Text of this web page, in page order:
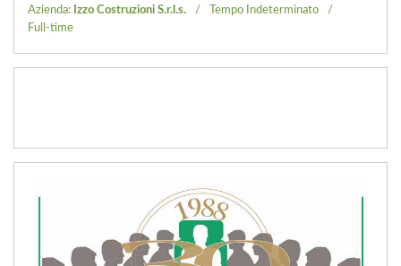
Azienda: Izzo Costruzioni S.r.l.s.
Tempo Indeterminato
Full-time